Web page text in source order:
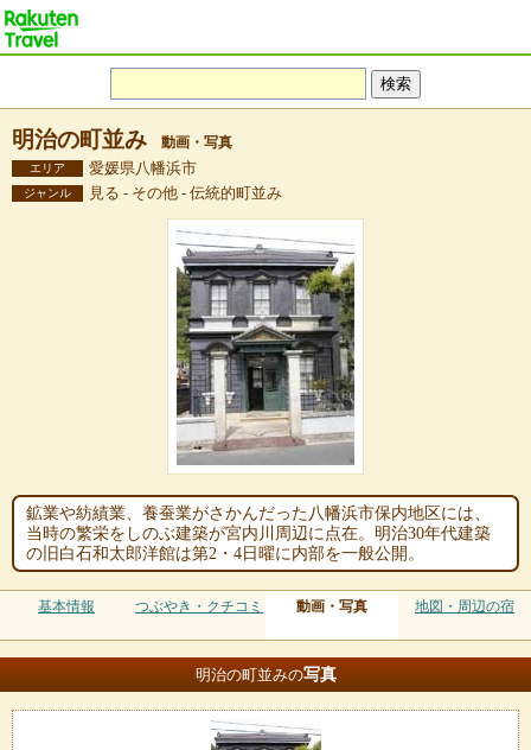
明治の町並み 動画・写真
エリア 愛媛県八幡浜市
ジャンル 見る - その他 - 伝統的町並み
鉱業や紡績業、養蚕業がさかんだった八幡浜市保内地区には、
当時の繁栄をしのぶ建築が宮内川周辺に点在。明治30年代建築
の旧白石和太郎洋館は第2・4日曜に内部を一般公開。
基本情報 つぶやき・クチコミ 動画・写真 地図・周辺の宿
明治の町並みの写真